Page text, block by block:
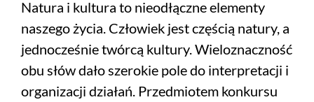
Natura i kultura to nieodłączne elementy
naszego życia. Człowiek jest częścią natury, a
jednocześnie twórcą kultury. Wieloznaczność
obu słów dało szerokie pole do interpretacji i
organizacji działań. Przedmiotem konkursu